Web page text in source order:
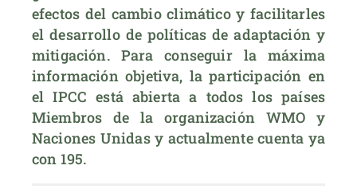
efectos del cambio climático y facilitarles
el desarrollo de políticas de adaptación y
mitigación. Para conseguir la máxima
información objetiva, la participación en
el IPCC está abierta a todos los países
Miembros de la organización WMO y
Naciones Unidas y actualmente cuenta ya
con 195.